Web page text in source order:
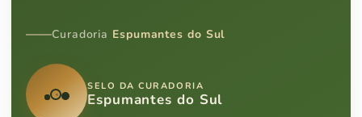
Curadoria Espumantes do Sul
SELO DA CURADORIA
Espumantes do Sul